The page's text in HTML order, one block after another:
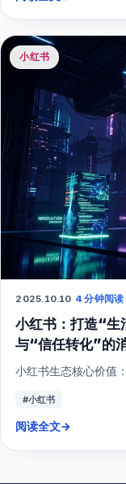
小红书
2025.10.10·4 分钟阅读
小红书：打造“生
与“信任转化”的
小红书生态核心价值
#小红书
阅读全文→